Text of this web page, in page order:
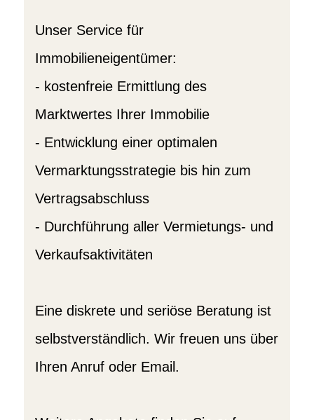
Unser Service für
Immobilieneigentümer:
- kostenfreie Ermittlung des
Marktwertes Ihrer Immobilie
- Entwicklung einer optimalen
Vermarktungsstrategie bis hin zum
Vertragsabschluss
- Durchführung aller Vermietungs- und
Verkaufsaktivitäten
Eine diskrete und seriöse Beratung ist
selbstverständlich. Wir freuen uns über
Ihren Anruf oder Email.